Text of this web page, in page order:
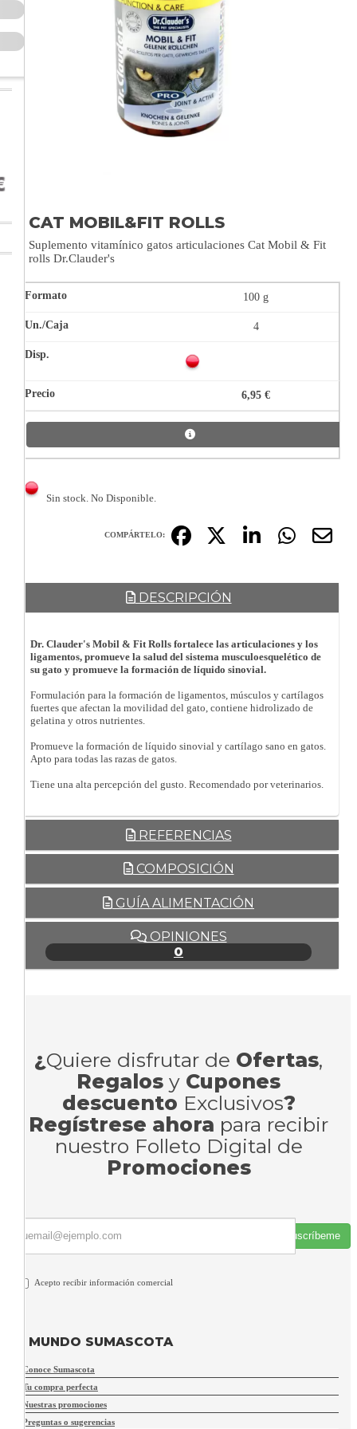
CAT MOBIL&FIT ROLLS
Suplemento vitamínico gatos articulaciones Cat Mobil & Fit
rolls Dr.Clauder's
100 g
4
6,95 €
Sin stock. No Disponible.
COMPÁRTELO:
DESCRIPCIÓN
Dr. Clauder's Mobil & Fit Rolls fortalece las articulaciones y los
ligamentos, promueve la salud del sistema musculoesquelético de
su gato y promueve la formación de líquido sinovial.
Formulación para la formación de ligamentos, músculos y cartílagos
fuertes que afectan la movilidad del gato, contiene hidrolizado de
gelatina y otros nutrientes.
Promueve la formación de líquido sinovial y cartílago sano en gatos.
Apto para todas las razas de gatos.
Tiene una alta percepción del gusto. Recomendado por veterinarios.
REFERENCIAS
COMPOSICIÓN
GUÍA ALIMENTACIÓN
OPINIONES
0
¿Quiere disfrutar de Ofertas,
Regalos y Cupones
descuento Exclusivos?
Regístrese ahora para recibir
nuestro Folleto Digital de
Promociones
Suscríbeme
Acepto recibir información comercial
MUNDO SUMASCOTA
Conoce Sumascota
Tu compra perfecta
Nuestras promociones
Preguntas o sugerencias